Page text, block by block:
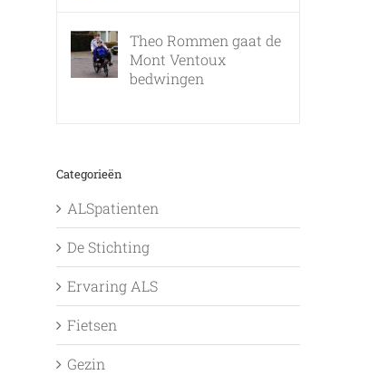
Theo Rommen gaat de
Mont Ventoux
bedwingen
Categorieën
ALSpatienten
De Stichting
Ervaring ALS
Fietsen
Gezin